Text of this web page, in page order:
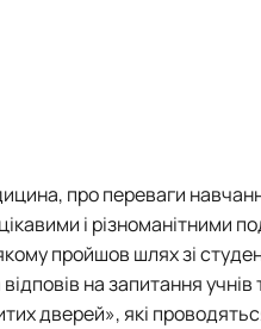
про переваги
і різноманітними
пройшов шлях зі
на запитання учнів
дверей», які